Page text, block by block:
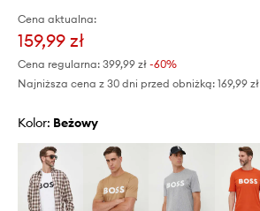
Cena aktualna:
159,99 zł
Cena regularna: 399,99 zł -60%
Najniższa cena z 30 dni przed obniżką: 169,99 zł
Kolor: beżowy